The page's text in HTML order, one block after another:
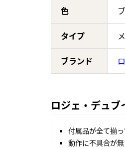
色
タイプ
ブランド
ロジェ・デュ
付属品が全て揃
動作に不具合が